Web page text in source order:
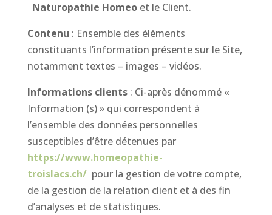
Naturopathie Homeoet le Client.
Contenu : Ensemble des éléments
constituants l’information présente sur le Site,
notamment textes – images – vidéos.
Informations clients : Ci-après dénommé «
Information (s) » qui correspondent à
l’ensemble des données personnelles
susceptibles d’être détenues par
https://www.homeopathie-
troislacs.ch/ pour la gestion de votre compte,
de la gestion de la relation client et à des fin
d’analyses et de statistiques.